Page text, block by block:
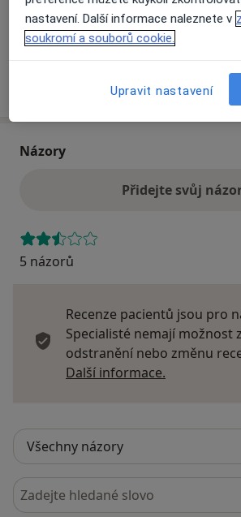
Na teto adrese lékař přijímá
Detaily
Víceo adrese
Názory
Přidejte svůj
5 názorů
Recenze pacientů jsou pro
Specialisté nemají možnost
odstranění nebo změnu
Další informace.
Hledejte v názorech
nastavení. Další informace naleznete v
soukromí a souborů cookie.
Upravit nastavení